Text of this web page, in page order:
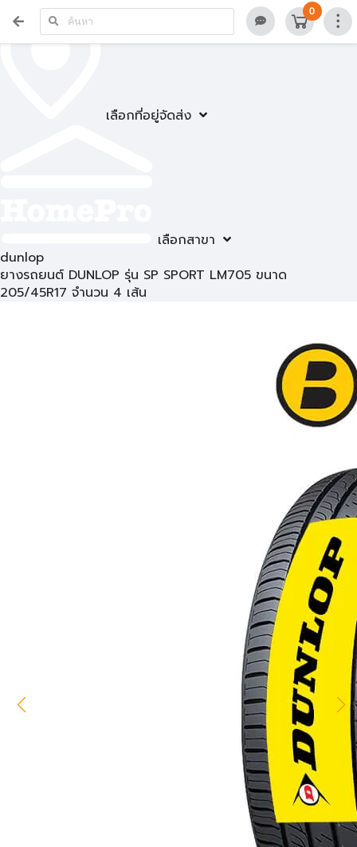
เลือกที่อยู่จัดส่ง
เลือกสาขา
0
dunlop
ยางรถยนต์ DUNLOP รุ่น SP SPORT LM705 ขนาด
205/45R17 จำนวน 4 เส้น